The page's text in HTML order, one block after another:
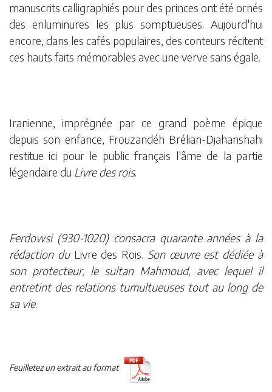
manuscrits calligraphiés pour des princes ont été ornés
des enluminures les plus somptueuses. Aujourd'hui
encore, dans les cafés populaires, des conteurs récitent
ces hauts faits mémorables avec une verve sans égale.
Iranienne, imprégnée par ce grand poème épique
depuis son enfance, Frouzandéh Brélian-Djahanshahi
restitue ici pour le public français l'âme de la partie
légendaire du Livre des rois.
Ferdowsi (930-1020) consacra quarante années à la
rédaction duLivre des Rois. Son œuvre est dédiée à
son protecteur, le sultan Mahmoud, avec lequel il
entretint des relations tumultueuses tout au long de
sa vie.
Feuilletez un extrait au format